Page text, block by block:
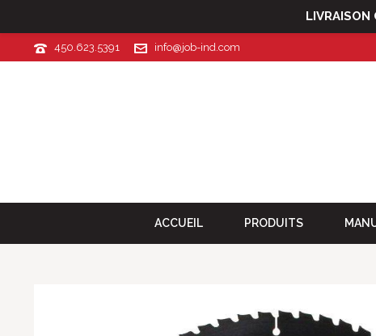
450.623.5391 info@job-ind.com
ACCUEIL PRODUITS
LIVRAISON